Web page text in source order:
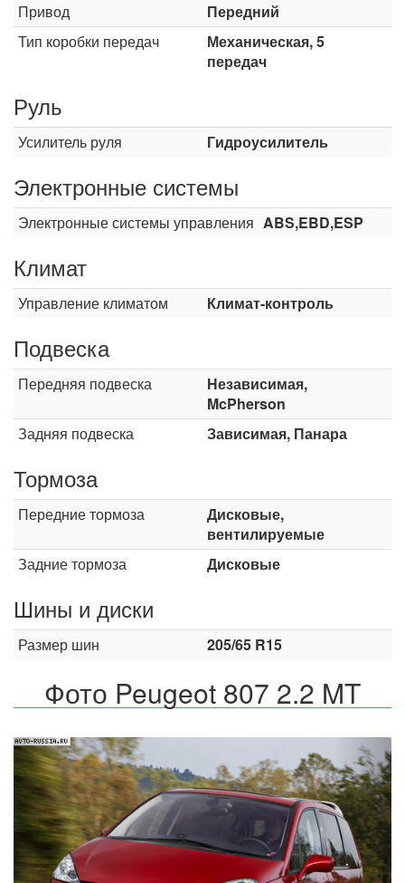
Привод
Передний
Тип коробки передач
Механическая, 5
передач
Руль
Усилитель руля Гидроусилитель
Электронные системы
Электронные системы управления ABS,EBD,ESP
Климат
Управление климатом Климат-контроль
Подвеска
Передняя подвеска
Независимая,
McPherson
Задняя подвеска
Зависимая, Панара
Тормоза
Передние тормоза
Дисковые,
вентилируемые
Задние тормоза
Дисковые
Шины и диски
Размер шин 205/65 R15
Фото Peugeot 807 2.2 MT
Назад